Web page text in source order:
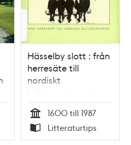
Hässelby slott : från
herresäte till
nordiskt
kulturcentrum /
Birger Olsson
Tid
1600 till 1987
Typ
Litteraturtips